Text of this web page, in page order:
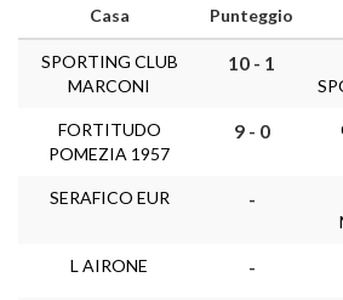
Casa
Punteggio
SPORTING CLUB
MARCONI
10 - 1
FORTITUDO
POMEZIA 1957
9 - 0
SERAFICO EUR -
L AIRONE -